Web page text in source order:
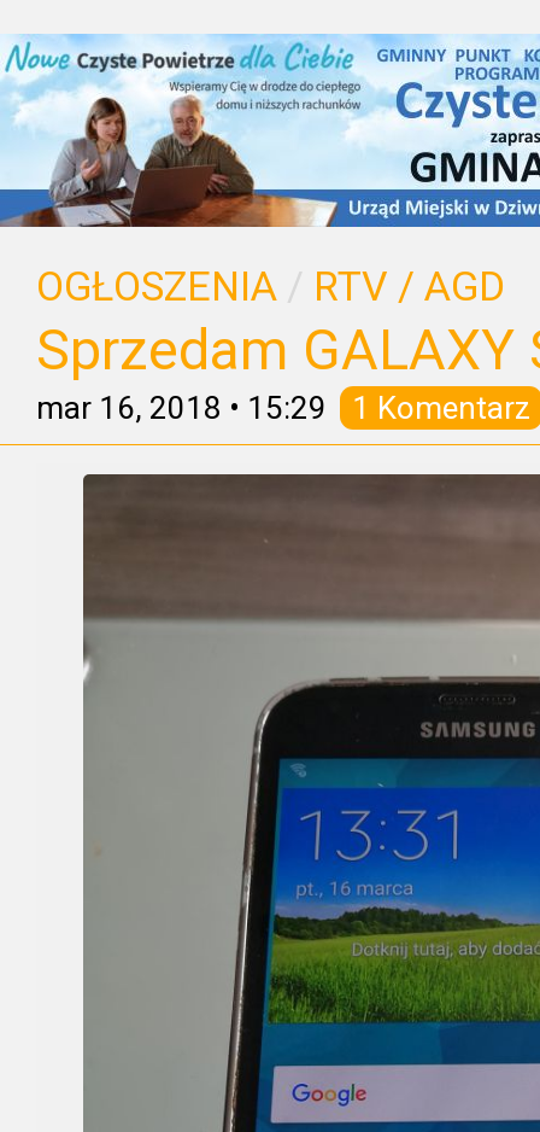
OGŁOSZENIA / RTV / AGD
Sprzedam GALAXY
mar 16, 2018 • 15:29 1 Komentarz